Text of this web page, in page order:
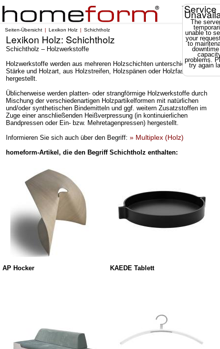
Service
The
unable to
your
to
problems.
try again
Seiten-Übersicht Lexikon Holz Schichtholz
Lexikon Holz: Schichtholz
Schichtholz – Holzwerkstoffe
Holzwerkstoffe werden aus mehreren Holzschichten unterschiedlicher
Stärke und Holzart, aus Holzstreifen, Holzspänen oder Holzfasern
hergestellt.
Üblicherweise werden platten- oder strangförmige Holzwerkstoffe durch
Mischung der verschiedenartigen Holzpartikelformen mit natürlichen
und/oder synthetischen Bindemitteln und ggf. weitern Zusatzstoffen im
Zuge einer anschließenden Heißverpressung (in kontinuierlichen
Bandpressen oder Ein- bzw. Mehretagenpressen) hergestellt.
Informieren Sie sich auch über den Begriff: » Multiplex (Holz)
homeform-Artikel, die den Begriff Schichtholz enthalten:
AP Hocker KAEDE Tablett